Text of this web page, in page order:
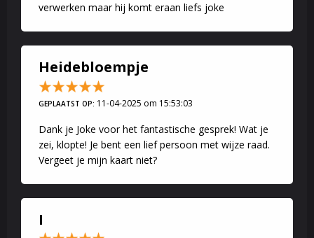
verwerken maar hij komt eraan liefs joke
Heidebloempje
GEPLAATST OP: 11-04-2025 om 15:53:03
Dank je Joke voor het fantastische gesprek! Wat je
zei, klopte! Je bent een lief persoon met wijze raad.
Vergeet je mijn kaart niet?
I